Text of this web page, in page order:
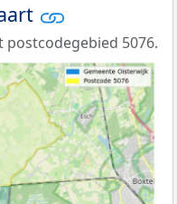
postcodegebied 5076.